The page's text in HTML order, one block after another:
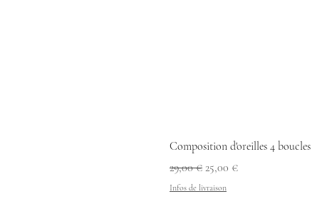
Composition d'oreilles 4 boucles
Prix original
29,00 € Prix promotionnel
25,00 €
Infos de livraison